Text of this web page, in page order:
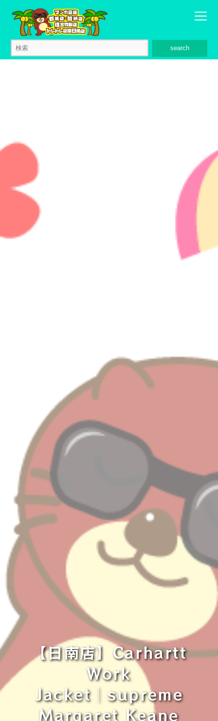
search
【日南店】Carhartt
Work
Jacket│supreme
Margaret Keane